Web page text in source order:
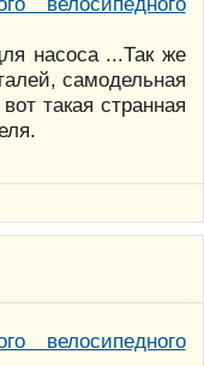
насоса ...Так же
самодельная
такая странная